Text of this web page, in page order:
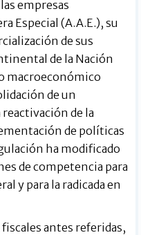
empresas
Especial (A.A.E.), su
de sus
de la Nación
macroeconómico
de un
de la
de políticas
ha modificado
de competencia para
y para la radicada en
antes referidas,